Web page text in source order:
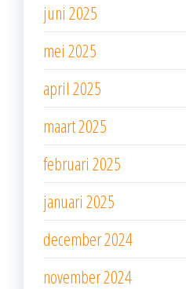
juni 2025
mei 2025
april 2025
maart 2025
februari 2025
januari 2025
december 2024
november 2024